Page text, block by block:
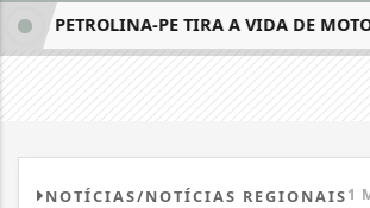
PETROLINA-PE TIRA A VIDA DE
NOTÍCIAS/NOTÍCIAS REGIONAIS1